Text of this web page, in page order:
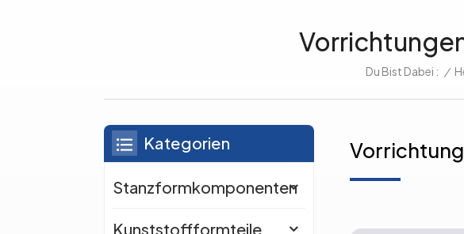
Du Bist Dabei : /
Kategorien
Stanzformkomponenten
Kunststoffformteile